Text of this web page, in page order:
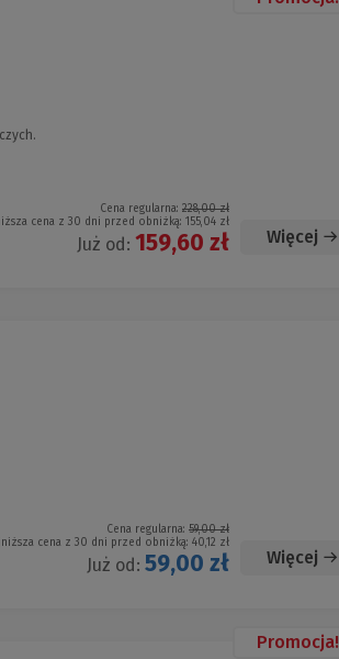
Cena regularna: 228,00 zł
cena z 30 dni przed obniżką: 155,04 zł
Już od: 159,60 zł Więcej
Cena regularna: 59,00 zł
cena z 30 dni przed obniżką: 40,12 zł
Już od: 59,00 zł Więcej
Promocja!